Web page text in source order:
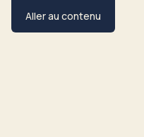
Aller au contenu